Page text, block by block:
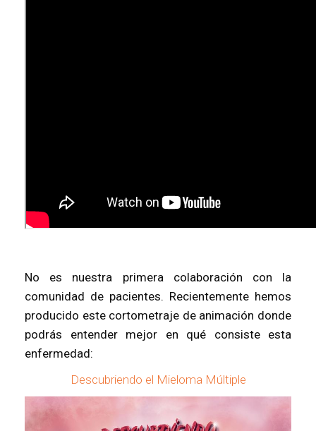
No es nuestra primera colaboración con la
comunidad de pacientes. Recientemente hemos
producido este cortometraje de animación donde
podrás entender mejor en qué consiste esta
enfermedad:
Descubriendo el Mieloma Múltiple